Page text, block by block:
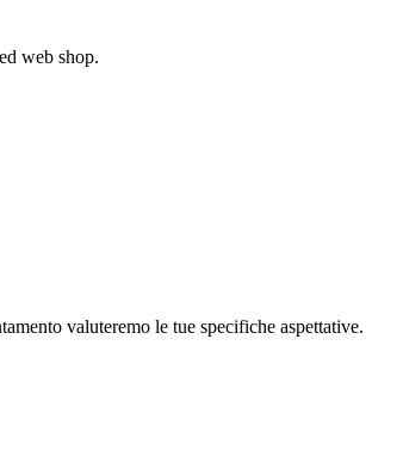
web shop.
valuteremo le tue specifiche aspettative.